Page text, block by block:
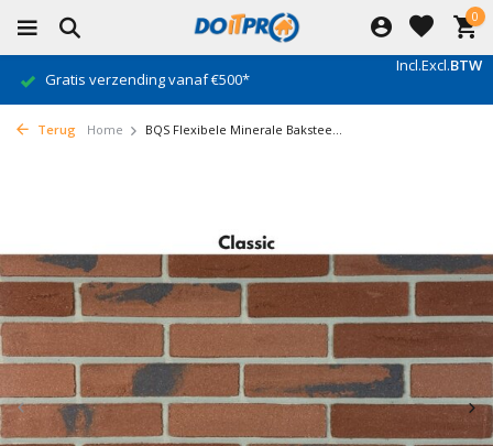
0
Incl.Excl.BTW
Gratis verzending vanaf €500*
Terug Home BQS Flexibele Minerale Bakstee...